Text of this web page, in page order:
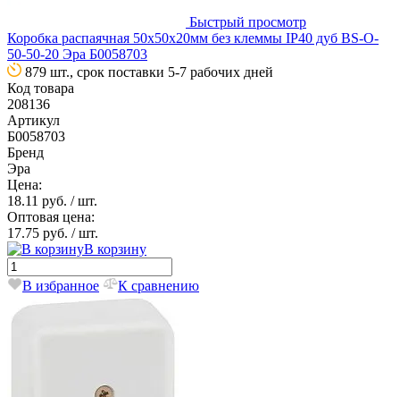
Быстрый просмотр
Коробка распаячная 50х50х20мм без клеммы IP40 дуб BS-O-
50-50-20 Эра Б0058703
879 шт., срок поставки 5-7 рабочих дней
Код товара
208136
Артикул
Б0058703
Бренд
Эра
Цена:
18.11 руб. / шт.
Оптовая цена:
17.75 руб. / шт.
В корзину
В избранное К сравнению